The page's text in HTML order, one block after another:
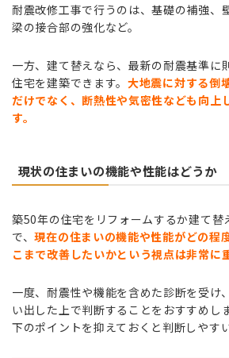
耐震改修工事で行うのは、基礎の補強、
梁の接合部の強化など。
一方、建て替えなら、最新の耐震基準に
住宅を建築できます。 大地震に対する倒
だけでなく、断熱性や気密性なども向上
す。
現状の住まいの機能や性能はどうか
築50年の住宅をリフォームするか建て替
で、現在の住まいの機能や性能がどの程
こまで改善したいかという視点は非常に
一度、耐震性や機能を含めた診断を受け
い出した上で判断することをおすすめし
下のポイントを抑えておくと判断しやすい